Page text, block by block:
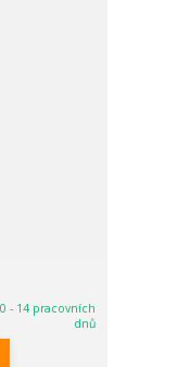
- 14 pracovních
dnů